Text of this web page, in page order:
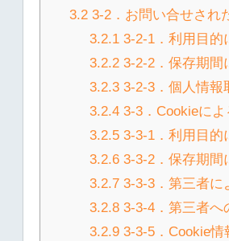
3.23-2．お問い合せされ
3.2.1 3-2-1．利用目的
3.2.2 3-2-2．保存期間
3.2.3 3-2-3．個人情報
3.2.4 3-3．Cookieに
3.2.5 3-3-1．利用目的
3.2.6 3-3-2．保存期間
3.2.7 3-3-3．第三者に
3.2.8 3-3-4．第三者へ
3.2.9 3-3-5．Cookie